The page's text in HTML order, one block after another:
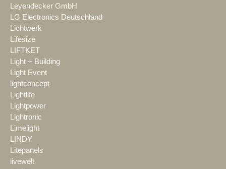
Leyendecker GmbH
LG Electronics Deutschland
Lichtwerk
Lifesize
LIFTKET
Light + Building
Light Event
lightconcept
Lightlife
Lightpower
Lightronic
Limelight
LINDY
Litepanels
livewelt